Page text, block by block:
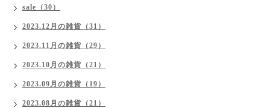
sale（30）
2023.12月の雑貨（31）
2023.11月の雑貨（29）
2023.10月の雑貨（21）
2023.09月の雑貨（19）
2023.08月の雑貨（21）